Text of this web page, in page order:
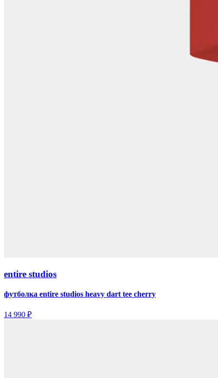
entire studios
футболка entire studios heavy dart tee cherry
14 990 ₽